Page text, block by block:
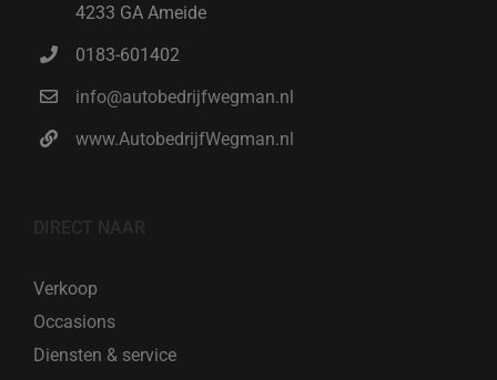
4233 GA Ameide
0183-601402
info@autobedrijfwegman.nl
www.AutobedrijfWegman.nl
Verkoop
Occasions
Diensten & service